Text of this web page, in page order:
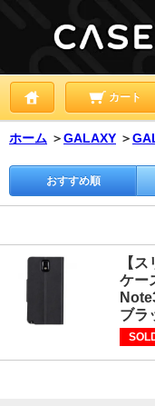
カート
ホーム ＞GALAXY ＞
おすすめ順
【
ケー
ブラ